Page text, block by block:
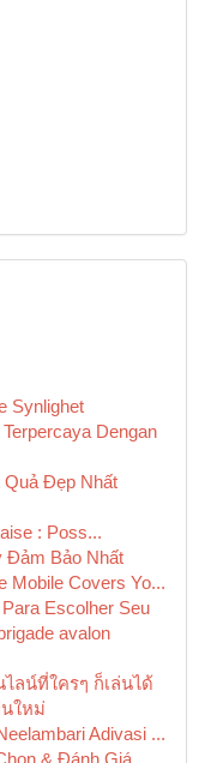
Synlighet
Dengan
Quả Đẹp Nhất
: Poss...
Đảm Bảo Nhất
Mobile Covers Yo...
Escolher Seu
avalon
ลน์ที่ใครๆ ก็เล่นได้
ใหม่
Adivasi ...